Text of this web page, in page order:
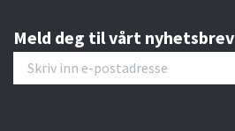
Meld deg til vårt nyhetsbrev